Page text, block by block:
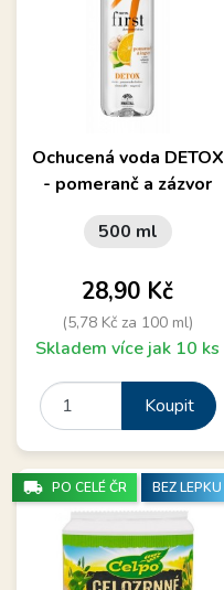
Ochucená voda DETOX
- pomeranč a zázvor
500 ml
Cena
28,90 Kč
(5,78 Kč za 100 ml)
Skladem více jak 10 ks
Koupit
local_shipping PO CELÉ ČR BEZ LEPKU